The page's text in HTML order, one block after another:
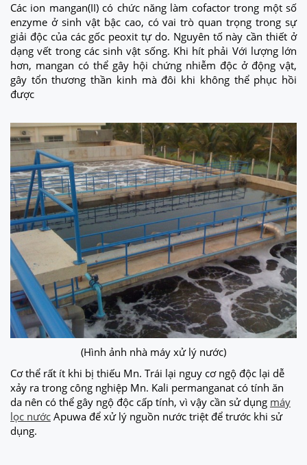
Các ion mangan(II) có chức năng làm cofactor trong một số
enzyme ở sinh vật bậc cao, có vai trò quan trọng trong sự
giải độc của các gốc peoxit tự do. Nguyên tố này cần thiết ở
dạng vết trong các sinh vật sống. Khi hít phải Với lượng lớn
hơn, mangan có thể gây hội chứng nhiễm độc ở động vật,
gây tổn thương thần kinh mà đôi khi không thể phục hồi
được
(Hình ảnh nhà máy xử lý nước)
Cơ thể rất ít khi bị thiếu Mn. Trái lại nguy cơ ngộ độc lại dễ
xảy ra trong công nghiệp Mn. Kali permanganat có tính ăn
da nên có thể gây ngộ độc cấp tính, vì vậy cần sử dụng máy
lọc nước Apuwa để xử lý nguồn nước triệt để trước khi sử
dụng.